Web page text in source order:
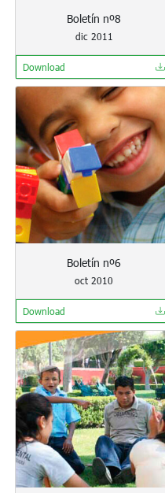
Boletín nº8
dic 2011
Download
Boletín nº6
oct 2010
Download